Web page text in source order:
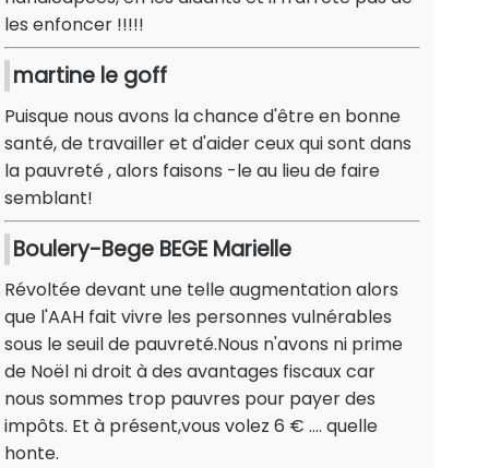
les enfoncer !!!!!
martine le goff
Puisque nous avons la chance d'être en bonne
santé, de travailler et d'aider ceux qui sont dans
la pauvreté , alors faisons -le au lieu de faire
semblant!
Boulery-Bege BEGE Marielle
Révoltée devant une telle augmentation alors
que l'AAH fait vivre les personnes vulnérables
sous le seuil de pauvreté.Nous n'avons ni prime
de Noël ni droit à des avantages fiscaux car
nous sommes trop pauvres pour payer des
impôts. Et à présent,vous volez 6 € .... quelle
honte.